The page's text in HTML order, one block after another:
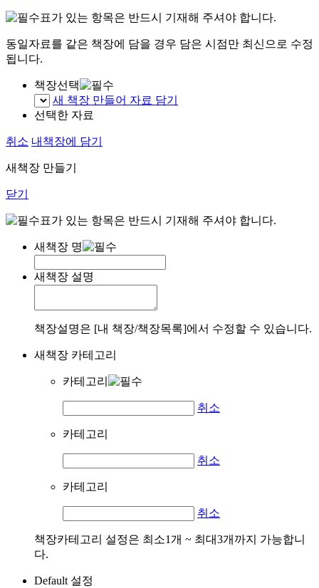
표가 있는 항목은 반드시 기재해 주셔야 합니다.
동일자료를 같은 책장에 담을 경우 담은 시점만 최신으로 수정
됩니다.
책장선택
새 책장 만들어 자료 담기
선택한 자료
취소 내책장에 담기
새책장 만들기
닫기
표가 있는 항목은 반드시 기재해 주셔야 합니다.
새책장 명
새책장 설명
책장설명은 [내 책장/책장목록]에서 수정할 수 있습니다.
새책장 카테고리
카테고리
취소
카테고리
취소
카테고리
취소
책장카테고리 설정은 최소1개 ~ 최대3개까지 가능합니
다.
Default 설정